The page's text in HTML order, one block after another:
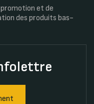
et de
des produits bas-